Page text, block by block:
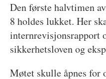
Den første halvtimen
8 holdes lukket. Her
internrevisjonsrapport
sikkerhetsloven og
Møtet skulle åpnes for